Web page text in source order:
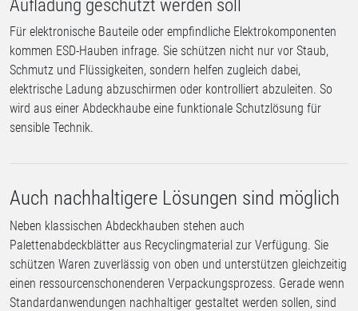
Aufladung geschützt werden soll
Für elektronische Bauteile oder empfindliche Elektrokomponenten
kommen ESD-Hauben infrage. Sie schützen nicht nur vor Staub,
Schmutz und Flüssigkeiten, sondern helfen zugleich dabei,
elektrische Ladung abzuschirmen oder kontrolliert abzuleiten. So
wird aus einer Abdeckhaube eine funktionale Schutzlösung für
sensible Technik.
Auch nachhaltigere Lösungen sind möglich
Neben klassischen Abdeckhauben stehen auch
Palettenabdeckblätter aus Recyclingmaterial zur Verfügung. Sie
schützen Waren zuverlässig von oben und unterstützen gleichzeitig
einen ressourcenschonenderen Verpackungsprozess. Gerade wenn
Standardanwendungen nachhaltiger gestaltet werden sollen, sind